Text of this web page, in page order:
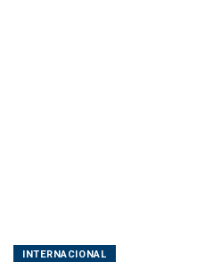
INTERNACIONAL